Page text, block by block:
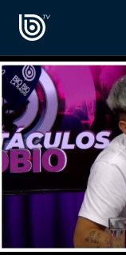
PROGRAMAS
Radiograma
Expreso Bío Bío
Podría Ser Peor
La Entrevista de
OPINIÓN
PODCAST